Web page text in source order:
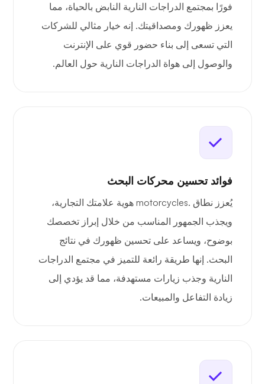
فورًا بمجتمع الدراجات النارية النابض بالحياة، مما
يعزز ظهورك ومصداقيتك. إنه خيار مثالي للشركات
التي تسعى إلى بناء حضور قوي على الإنترنت
والوصول إلى هواة الدراجات النارية حول العالم.
فوائد تحسين محركات البحث
يُعزز نطاق .motorcycles هوية علامتك التجارية،
ويجذب الجمهور المناسب من خلال إبراز تخصصك
بوضوح، ويساعد على تحسين ظهورك في نتائج
البحث. إنها طريقة رائعة للتميز في مجتمع الدراجات
النارية وجذب زيارات مستهدفة، مما قد يؤدي إلى
زيادة التفاعل والمبيعات.